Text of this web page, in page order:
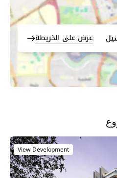
عرض على الخريطة
View Development